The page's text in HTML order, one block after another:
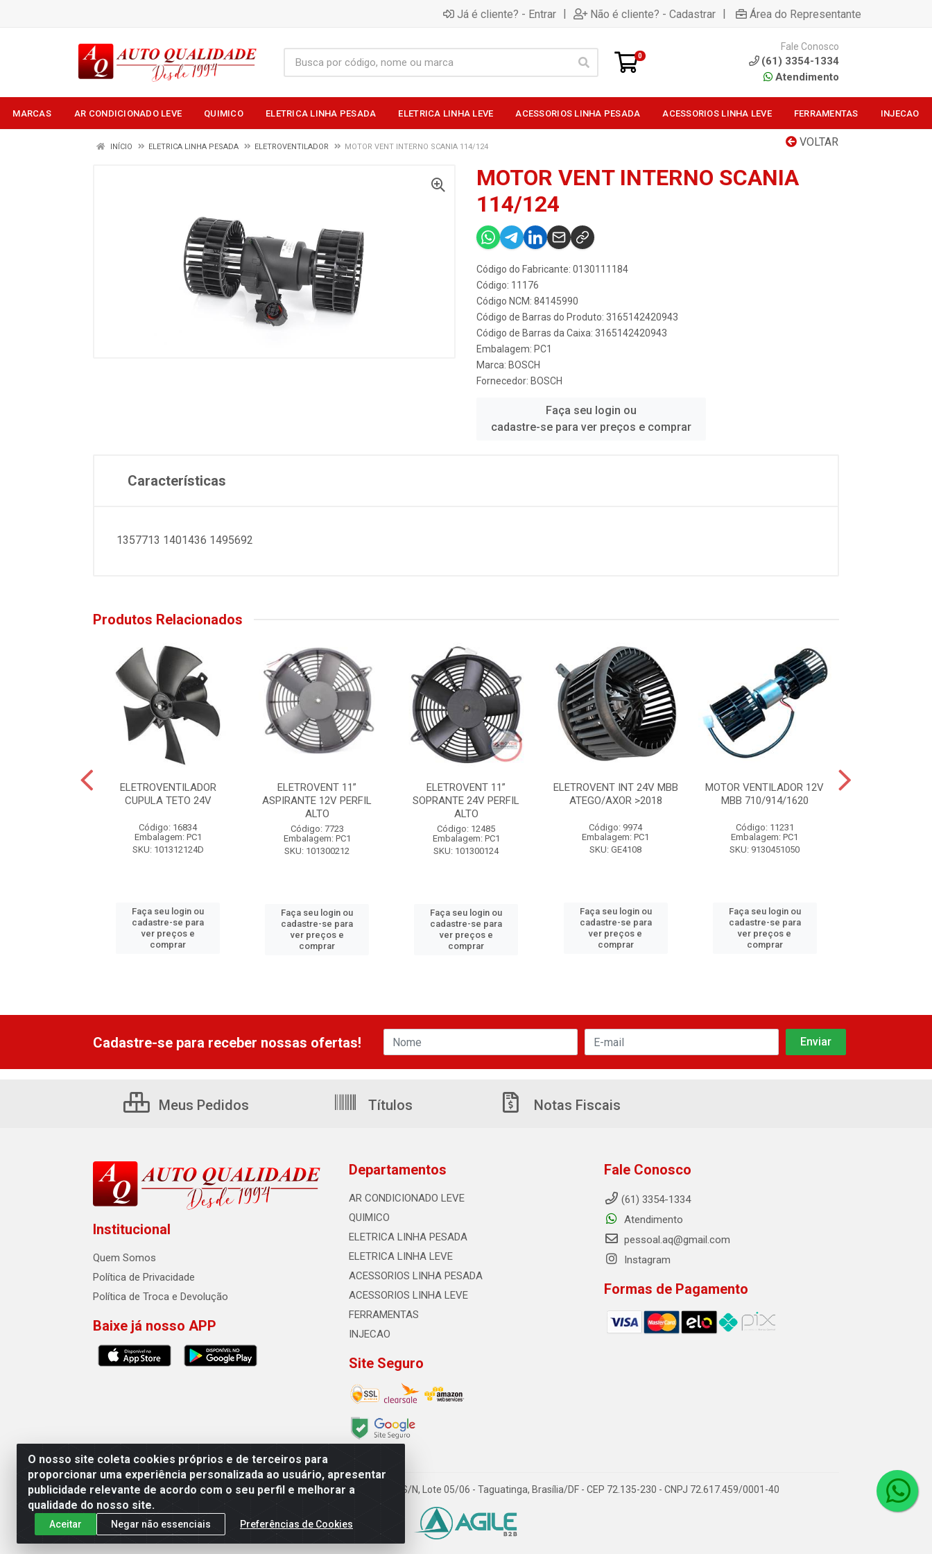
Já é cliente? - Entrar | Não é cliente? - Cadastrar | Área do Representante
0
Fale Conosco
(61) 3354-1334
Atendimento
MARCAS AR CONDICIONADO LEVE QUIMICO ELETRICA LINHA PESADA ELETRICA LINHA LEVE ACESSORIOS LINHA PESADA ACESSORIOS LINHA LEVE FERRAMENTAS INJECAO
VOLTAR
INÍCIO ELETRICA LINHA PESADA ELETROVENTILADOR MOTOR VENT INTERNO SCANIA 114/124
MOTOR VENT INTERNO SCANIA
114/124
Código do Fabricante: 0130111184
Código: 11176
Código NCM: 84145990
Código de Barras do Produto: 3165142420943
Código de Barras da Caixa: 3165142420943
Embalagem: PC1
Marca: BOSCH
Fornecedor: BOSCH
Faça seu login ou
cadastre-se para ver preços e comprar
Características
1357713 1401436 1495692
Produtos Relacionados
ELETROVENTILADOR
CUPULA TETO 24V
Código: 16834
Embalagem: PC1
SKU: 101312124D
Faça seu login ou
cadastre-se para
ver preços e
comprar
ELETROVENT 11”
ASPIRANTE 12V PERFIL
ALTO
Código: 7723
Embalagem: PC1
SKU: 101300212
Faça seu login ou
cadastre-se para
ver preços e
comprar
ELETROVENT 11”
SOPRANTE 24V PERFIL
ALTO
Código: 12485
Embalagem: PC1
SKU: 101300124
Faça seu login ou
cadastre-se para
ver preços e
comprar
ELETROVENT INT 24V MBB
ATEGO/AXOR >2018
Código: 9974
Embalagem: PC1
SKU: GE4108
Faça seu login ou
cadastre-se para
ver preços e
comprar
MOTOR VENTILADOR 12V
MBB 710/914/1620
Código: 11231
Embalagem: PC1
SKU: 9130451050
Faça seu login ou
cadastre-se para
ver preços e
comprar
O nosso site coleta cookies próprios e de terceiros para
proporcionar uma experiência personalizada ao usuário, apresentar
publicidade relevante de acordo com o seu perfil e melhorar a
qualidade do nosso site.
Aceitar Negar não essenciais Preferências de Cookies
Cadastre-se para receber nossas ofertas!
Meus Pedidos Títulos Notas Fiscais
Institucional
Quem Somos
Política de Privacidade
Política de Troca e Devolução
Baixe já nosso APP
Departamentos
AR CONDICIONADO LEVE
QUIMICO
ELETRICA LINHA PESADA
ELETRICA LINHA LEVE
ACESSORIOS LINHA PESADA
ACESSORIOS LINHA LEVE
FERRAMENTAS
INJECAO
Site Seguro
Fale Conosco
(61) 3354-1334
Atendimento
pessoal.aq@gmail.com
Instagram
Formas de Pagamento
Auto Qualidade Comercio de Pecas LTDA - Quadra Qi 23, S/N, Lote 05/06 - Taguatinga, Brasília/DF - CEP 72.135-230 - CNPJ 72.617.459/0001-40